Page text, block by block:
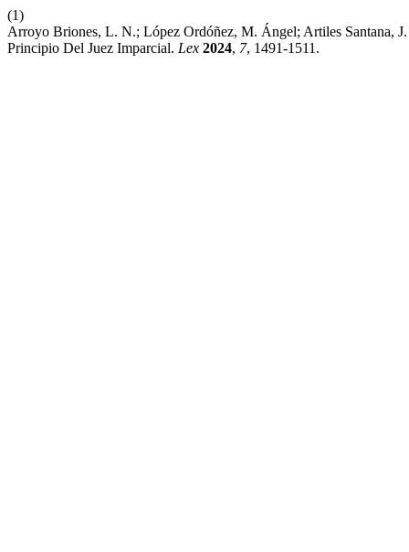
(1)
Arroyo Briones, L. N.; López Ordóñez, M. Ángel; Artiles Santana,
Principio Del Juez Imparcial. Lex 2024, 7, 1491-1511.